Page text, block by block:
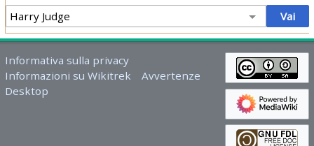
Informativa sulla privacy
Informazioni su Wikitrek
Avvertenze
Desktop